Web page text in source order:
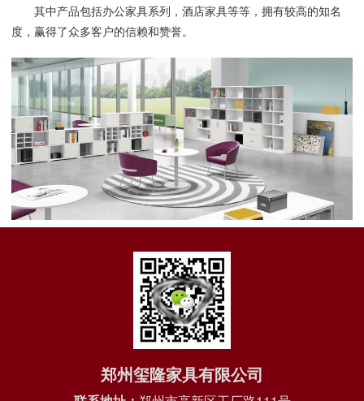
其中产品包括办公家具系列，酒店家具等等，拥有较高的知名
度，赢得了众多客户的信赖和赞誉。
郑州玺隆家具有限公司